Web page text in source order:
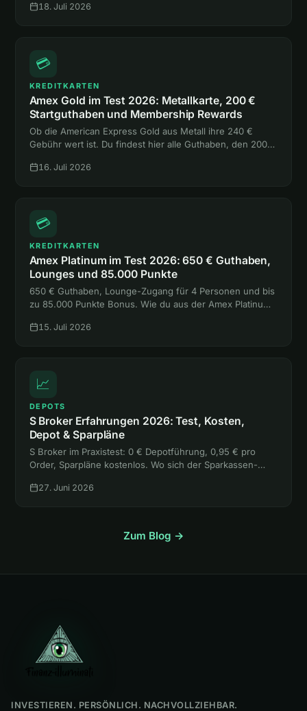
eine einzige Hotelnacht.
18. Juli 2026
💳
KREDITKARTEN
Amex Gold im Test 2026: Metallkarte, 200 €
Startguthaben und Membership Rewards
Ob die American Express Gold aus Metall ihre 240 €
Gebühr wert ist. Du findest hier alle Guthaben, den 200-
Platinum und Payback Amex.
16. Juli 2026
💳
KREDITKARTEN
Amex Platinum im Test 2026: 650 € Guthaben,
Lounges und 85.000 Punkte
650 € Guthaben, Lounge-Zugang für 4 Personen und bis
zu 85.000 Punkte Bonus. Wie du aus der Amex Platinum
15. Juli 2026
📈
DEPOTS
S Broker Erfahrungen 2026: Test, Kosten,
Depot & Sparpläne
S Broker im Praxistest: 0 € Depotführung, 0,95 € pro
Order, Sparpläne kostenlos. Wo sich der Sparkassen-
und für wen er passt.
27. Juni 2026
Zum Blog →
INVESTIEREN. PERSÖNLICH. NACHVOLLZIEHBAR.